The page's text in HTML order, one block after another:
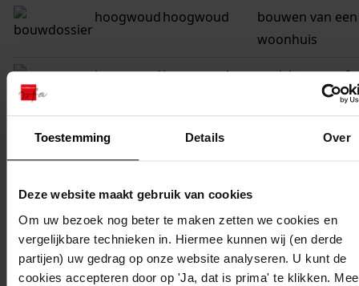
Toestemming Details Over
Deze website maakt gebruik van cookies
Om uw bezoek nog beter te maken zetten we cookies en
vergelijkbare technieken in. Hiermee kunnen wij (en derde
partijen) uw gedrag op onze website analyseren. U kunt de
cookies accepteren door op 'Ja, dat is prima' te klikken.
hoogwoudhoogwoud
bouwen van een
woonhuis
hoogwoudhoogwoud,
4, 5
oprichten van 2
blokken van 2
woningen
hoogwoud
oprichten van
hoogwoud hoogwoud
oprichten van
woonhuis
hoorn
hoorn,
verbouw woning